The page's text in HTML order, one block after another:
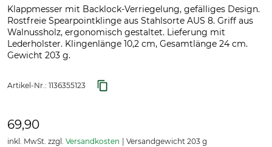
Klappmesser mit Backlock-Verriegelung, gefälliges Design.
Rostfreie Spearpointklinge aus Stahlsorte AUS 8. Griff aus
Walnussholz, ergonomisch gestaltet. Lieferung mit
Lederholster. Klingenlänge 10,2 cm, Gesamtlänge 24 cm.
Gewicht 203 g.
Artikel-Nr.: 1136355123
69,90
inkl. MwSt. zzgl. Versandkosten Versandgewicht 203 g